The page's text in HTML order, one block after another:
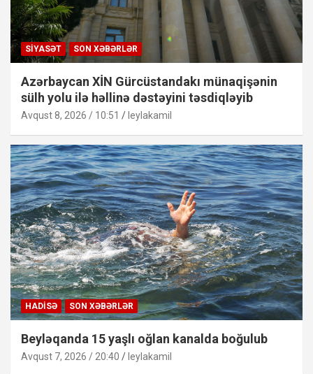
SIYASƏT SON XƏBƏRLƏR
Azərbaycan XİN Gürcüstandakı münaqişənin
sülh yolu ilə həllinə dəstəyini təsdiqləyib
Avqust 8, 2026 / 10:51 leylakamil
HADISƏ SON XƏBƏRLƏR
Beyləqanda 15 yaşlı oğlan kanalda boğulub
Avqust 7, 2026 / 20:40 leylakamil